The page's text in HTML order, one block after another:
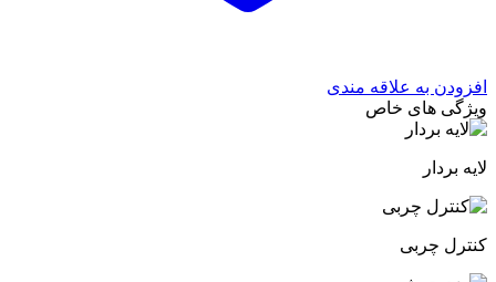
افزودن به علاقه مندی
ویژگی های خاص
لایه بردار
کنترل چربی